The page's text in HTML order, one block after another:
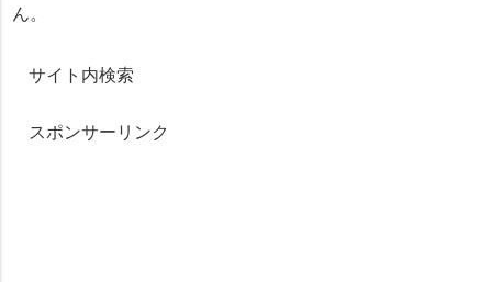
ん。
サイト内検索
スポンサーリンク